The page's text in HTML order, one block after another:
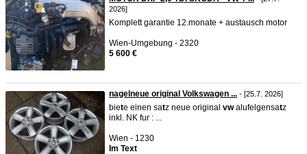
2026]
Komplett garantie 12.monate + austausch motor
Wien-Umgebung - 2320
5 600 €
nagelneue original Volkswagen ... - [25.7. 2026]
biete einen satz neue original vwalufelgensatz
inkl. NK fur : ...
Wien - 1230
Im Text